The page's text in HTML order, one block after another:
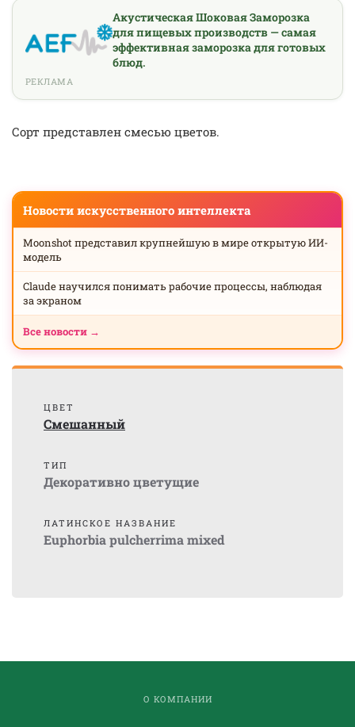
Акустическая Шоковая Заморозка
для пищевых производств — самая
эффективная заморозка для готовых
блюд.
РЕКЛАМА
Сорт представлен смесью цветов.
Новости искусственного интеллекта
Moonshot представил крупнейшую в мире открытую ИИ-
модель
Claude научился понимать рабочие процессы, наблюдая
за экраном
Все новости →
ЦВЕТ
Смешанный
ТИП
Декоративно цветущие
ЛАТИНСКОЕ НАЗВАНИЕ
Euphorbia pulcherrima mixed
О КОМПАНИИ